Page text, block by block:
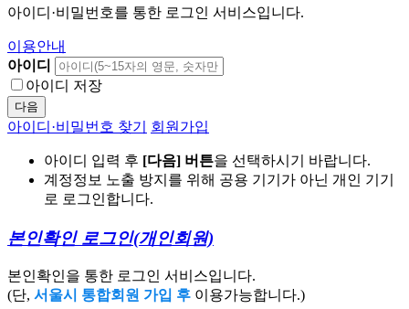
아이디·비밀번호를 통한 로그인 서비스입니다.
이용안내
아이디
아이디 저장
다음
아이디·비밀번호 찾기 회원가입
아이디 입력 후 [다음] 버튼을 선택하시기 바랍니다.
계정정보 노출 방지를 위해 공용 기기가 아닌 개인 기기
로 로그인합니다.
본인확인 로그인(개인회원)
본인확인을 통한 로그인 서비스입니다.
(단, 서울시 통합회원 가입 후 이용가능합니다.)